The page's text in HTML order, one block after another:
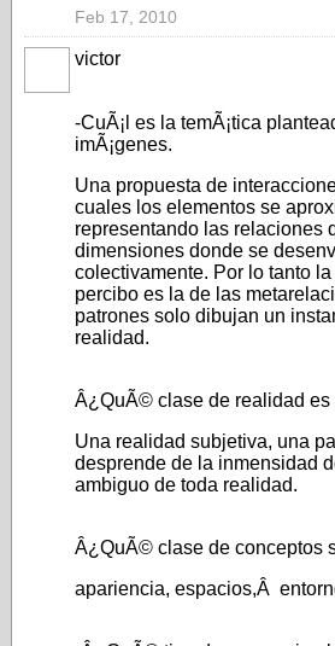
Feb 17, 2010
victor
-CuÃ¡l es la temÃ¡tica
imÃ¡genes.
Una propuesta de
cuales los elementos se
representando las relaciones
dimensiones donde se
colectivamente. Por lo tanto la
percibo es la de las
patrones solo dibujan un
realidad.
Â¿QuÃ© clase de realidad es
Una realidad subjetiva, una
desprende de la inmensidad
ambiguo de toda realidad.
Â¿QuÃ© clase de conceptos
apariencia, espacios,Â